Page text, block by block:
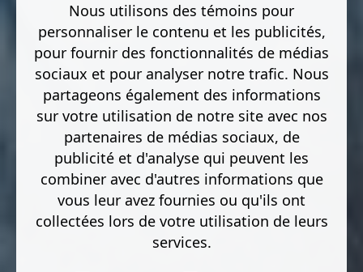
Nous utilisons des témoins pour
personnaliser le contenu et les publicités,
pour fournir des fonctionnalités de médias
sociaux et pour analyser notre trafic. Nous
partageons également des informations
sur votre utilisation de notre site avec nos
partenaires de médias sociaux, de
publicité et d'analyse qui peuvent les
combiner avec d'autres informations que
vous leur avez fournies ou qu'ils ont
collectées lors de votre utilisation de leurs
services.